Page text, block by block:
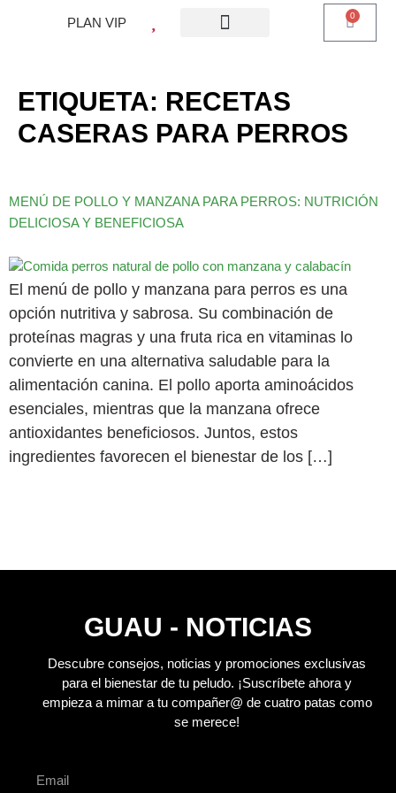
PLAN VIP 0
ETIQUETA: RECETAS
CASERAS PARA PERROS
MENÚ DE POLLO Y MANZANA PARA PERROS: NUTRICIÓN
DELICIOSA Y BENEFICIOSA
El menú de pollo y manzana para perros es una
opción nutritiva y sabrosa. Su combinación de
proteínas magras y una fruta rica en vitaminas lo
convierte en una alternativa saludable para la
alimentación canina. El pollo aporta aminoácidos
esenciales, mientras que la manzana ofrece
antioxidantes beneficiosos. Juntos, estos
ingredientes favorecen el bienestar de los […]
GUAU - NOTICIAS
Descubre consejos, noticias y promociones exclusivas
para el bienestar de tu peludo. ¡Suscríbete ahora y
empieza a mimar a tu compañer@ de cuatro patas como
se merece!